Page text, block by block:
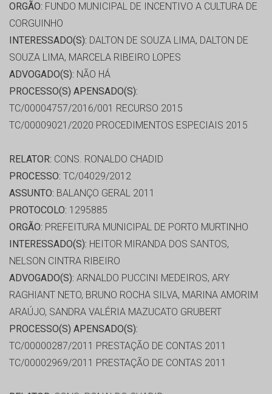
ORGÃO: FUNDO MUNICIPAL DE INCENTIVO A CULTURA DE
CORGUINHO
INTERESSADO(S): DALTON DE SOUZA LIMA, DALTON DE
SOUZA LIMA, MARCELA RIBEIRO LOPES
ADVOGADO(S): NÃO HÁ
PROCESSO(S) APENSADO(S):
TC/00004757/2016/001 RECURSO 2015
TC/00009021/2020 PROCEDIMENTOS ESPECIAIS 2015
RELATOR: CONS. RONALDO CHADID
PROCESSO: TC/04029/2012
ASSUNTO: BALANÇO GERAL 2011
PROTOCOLO: 1295885
ORGÃO: PREFEITURA MUNICIPAL DE PORTO MURTINHO
INTERESSADO(S): HEITOR MIRANDA DOS SANTOS,
NELSON CINTRA RIBEIRO
ADVOGADO(S): ARNALDO PUCCINI MEDEIROS, ARY
RAGHIANT NETO, BRUNO ROCHA SILVA, MARINA AMORIM
ARAÚJO, SANDRA VALÉRIA MAZUCATO GRUBERT
PROCESSO(S) APENSADO(S):
TC/00000287/2011 PRESTAÇÃO DE CONTAS 2011
TC/00002969/2011 PRESTAÇÃO DE CONTAS 2011